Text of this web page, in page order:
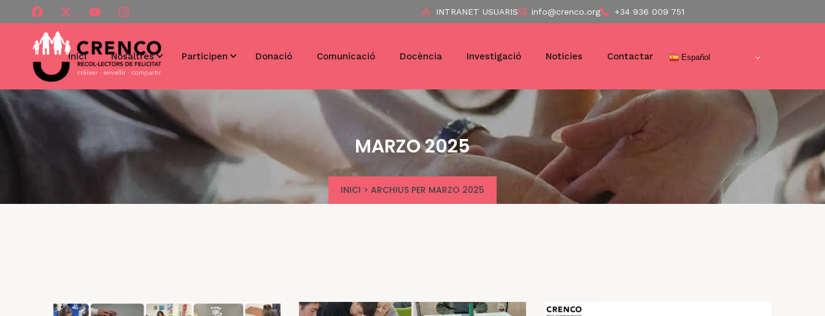
INTRANET USUARIS info@crenco.org +34 936 009 751
Inici Nosaltres Participen Donació Comunicació Docència Investigació Noticies Contactar Español
MARZO 2025
INICI > ARCHIUS PER MARZO 2025